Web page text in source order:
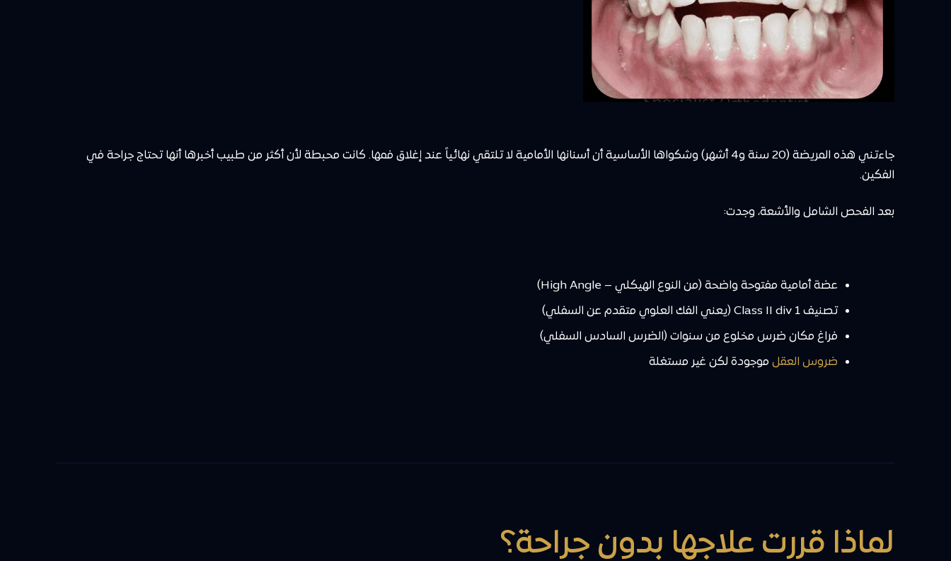
جاءتني هذه المريضة (20 سنة و4 أشهر) وشكواها الأساسية أن أسنانها الأمامية لا تلتقي نهائياً عند إغلاق فمها. كانت محبطة لأن أكثر من طبيب أخبرها أنها تحتاج جراحة في
الفكين.
بعد الفحص الشامل والأشعة، وجدت:
عضة أمامية مفتوحة واضحة (من النوع الهيكلي – High Angle)
تصنيف Class II div 1 (يعني الفك العلوي متقدم عن السفلي)
فراغ مكان ضرس مخلوع من سنوات (الضرس السادس السفلي)
ضروس العقل موجودة لكن غير مستغلة
لماذا قررت علاجها بدون جراحة؟